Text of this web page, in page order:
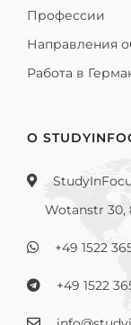
Профессии
Направления
Работа в
О
Wotanstr 30,
+49 1522
+49 1522